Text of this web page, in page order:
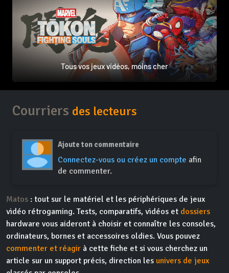
Tous vos jeux vidéos, moins cher
Courriers des lecteurs
Ajoute ton commentaire
Connectez-vous ou créez un compte afin
de commenter.
Matos : tout sur le matériel et les périphériques de jeux
vidéo rétrogaming. Tests, comparatifs, vidéos et dossiers
hardware vous aideront à choisir et connaître les consoles,
ordinateurs, bornes et accessoires oldies. Vous pouvez
commenter et réagir à cette fiche et si vous cherchez un
article sur un support précis, direction les univers de jeux